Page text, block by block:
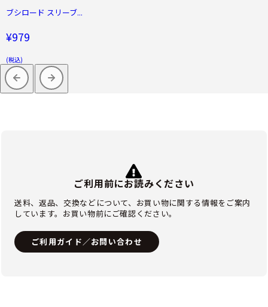
ブシロード スリーブ...
¥979
(税込)
ご利用前にお読みください
送料、返品、交換などについて、お買い物に関する情報をご案内
しています。お買い物前にご確認ください。
ご利用ガイド／お問い合わせ